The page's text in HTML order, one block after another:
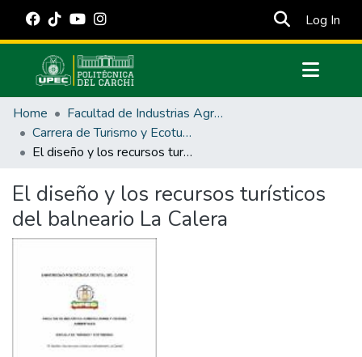
Log In
Communities & Collections
All of DSpace
Statistics
Estadísticas Externas
Manuales
Home
Facultad de Industrias Agropecuarias y Ciencias Ambientales
Carrera de Turismo y Ecoturimo
El diseño y los recursos turísticos del balneario La Calera
El diseño y los recursos turísticos
del balneario La Calera